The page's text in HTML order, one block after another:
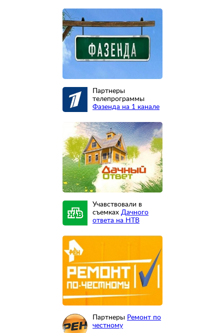
Партнеры
телепрограммы
Фазенда на 1 канале
Учавствовали в
съемках Дачного
ответа на НТВ
Партнеры Ремонт по
честному